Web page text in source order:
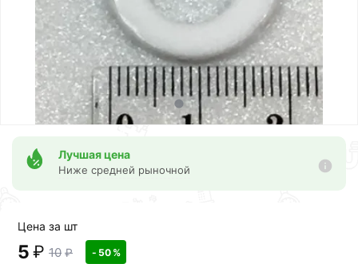
Лучшая цена
Ниже средней рыночной
Цена за шт
5 ₽ 10 ₽ - 50 %